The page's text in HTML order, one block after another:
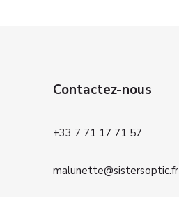
Contactez-nous
+33 7 71 17 71 57
malunette@sistersoptic.fr